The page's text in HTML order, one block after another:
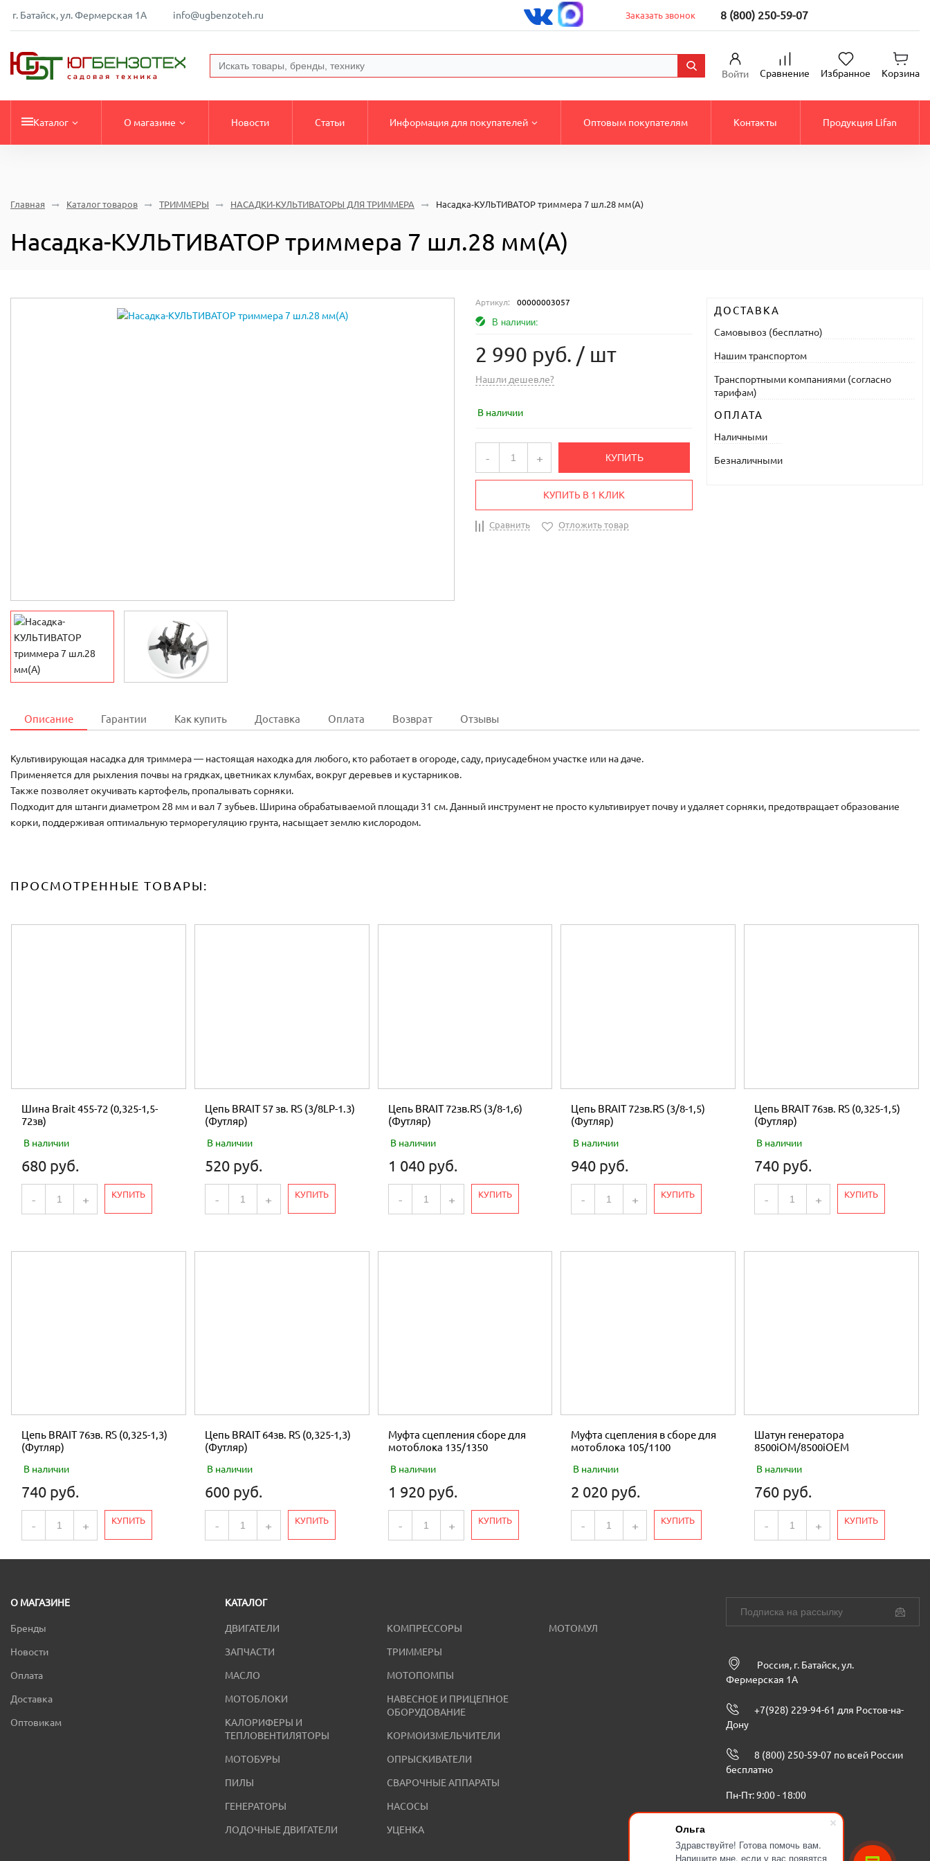
Ольга
Здравствуйте! Готова помочь вам.
Напишите мне, если у вас появятся
г. Батайск, ул. Фермерская 1А info@ugbenzoteh.ru Заказать звонок 8 (800) 250-59-07
Войти Сравнение Избранное Корзина
Каталог О магазине Новости Статьи Информация для покупателей Оптовым покупателям Контакты Продукция Lifan
Главная Каталог товаров ТРИММЕРЫ НАСАДКИ-КУЛЬТИВАТОРЫ ДЛЯ ТРИММЕРА Насадка-КУЛЬТИВАТОР триммера 7 шл.28 мм(А)
Насадка-КУЛЬТИВАТОР триммера 7 шл.28 мм(А)
Артикул: 00000003057
В наличии:
2 990 руб. / шт
Нашли дешевле?
В наличии
- + КУПИТЬ
КУПИТЬ В 1 КЛИК
Сравнить Отложить товар
ДОСТАВКА
Самовывоз (бесплатно)
Нашим транспортом
Транспортными компаниями (согласно
тарифам)
ОПЛАТА
Наличными
Безналичными
Описание Гарантии Как купить Доставка Оплата Возврат Отзывы
Культивирующая насадка для триммера — настоящая находка для любого, кто работает в огороде, саду, приусадебном участке или на даче.
Применяется для рыхления почвы на грядках, цветниках клумбах, вокруг деревьев и кустарников.
Также позволяет окучивать картофель, пропалывать сорняки.
Подходит для штанги диаметром 28 мм и вал 7 зубьев. Ширина обрабатываемой площади 31 см. Данный инструмент не просто культивирует почву и удаляет сорняки, предотвращает образование
корки, поддерживая оптимальную терморегуляцию грунта, насыщает землю кислородом.
ПРОСМОТРЕННЫЕ ТОВАРЫ:
Шина Brait 455-72 (0,325-1,5-
72зв)
В наличии
680 руб.
- + КУПИТЬ
Цепь BRAIT 57 зв. RS (3/8LP-1.3)
(Футляр)
В наличии
520 руб.
- + КУПИТЬ
Цепь BRAIT 72зв.RS (3/8-1,6)
(Футляр)
В наличии
1 040 руб.
- + КУПИТЬ
Цепь BRAIT 72зв.RS (3/8-1,5)
(Футляр)
В наличии
940 руб.
- + КУПИТЬ
Цепь BRAIT 76зв. RS (0,325-1,5)
(Футляр)
В наличии
740 руб.
- + КУПИТЬ
Цепь BRAIT 76зв. RS (0,325-1,3)
(Футляр)
В наличии
740 руб.
- + КУПИТЬ
Цепь BRAIT 64зв. RS (0,325-1,3)
(Футляр)
В наличии
600 руб.
- + КУПИТЬ
Муфта сцепления сборе для
мотоблока 135/1350
В наличии
1 920 руб.
- + КУПИТЬ
Муфта сцепления в сборе для
мотоблока 105/1100
В наличии
2 020 руб.
- + КУПИТЬ
Шатун генератора
8500iOM/8500iOEM
В наличии
760 руб.
- + КУПИТЬ
О МАГАЗИНЕ
Бренды
Новости
Оплата
Доставка
Оптовикам
КАТАЛОГ
ДВИГАТЕЛИ
ЗАПЧАСТИ
МАСЛО
МОТОБЛОКИ
КАЛОРИФЕРЫ И
ТЕПЛОВЕНТИЛЯТОРЫ
МОТОБУРЫ
ПИЛЫ
ГЕНЕРАТОРЫ
ЛОДОЧНЫЕ ДВИГАТЕЛИ
КОМПРЕССОРЫ
ТРИММЕРЫ
МОТОПОМПЫ
НАВЕСНОЕ И ПРИЦЕПНОЕ
ОБОРУДОВАНИЕ
КОРМОИЗМЕЛЬЧИТЕЛИ
ОПРЫСКИВАТЕЛИ
СВАРОЧНЫЕ АППАРАТЫ
НАСОСЫ
УЦЕНКА
МОТОМУЛ
Россия, г. Батайск, ул.
Фермерская 1А
+7(928) 229-94-61 для Ростов-на-
Дону
8 (800) 250-59-07 по всей России
бесплатно
Пн-Пт: 9:00 - 18:00
info@ugbenzoteh.ru